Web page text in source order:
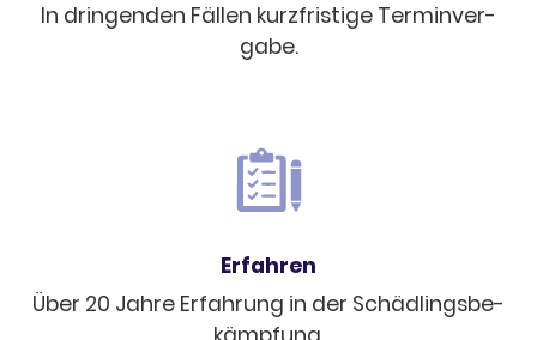
In drin­gen­den Fällen kurz­fris­tige Termin­ver­
gabe.
Erfah­ren
Über 20 Jahre Erfah­rung in der Schäd­lings­be­